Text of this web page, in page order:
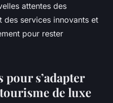
attentes des
des services innovants et
pour rester
s’adapter
de luxe